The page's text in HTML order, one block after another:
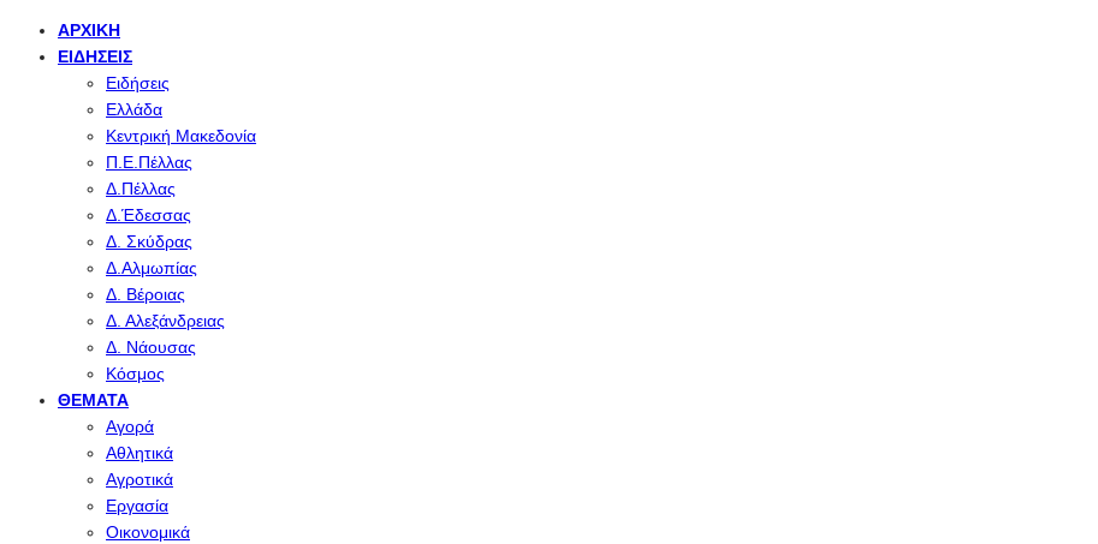
ΑΡΧΙΚΉ
ΕΙΔΉΣΕΙΣ
Ειδήσεις
Ελλάδα
Κεντρική Μακεδονία
Π.Ε.Πέλλας
Δ.Πέλλας
Δ.Έδεσσας
Δ. Σκύδρας
Δ.Αλμωπίας
Δ. Βέροιας
Δ. Αλεξάνδρειας
Δ. Νάουσας
Κόσμος
ΘΈΜΑΤΑ
Αγορά
Αθλητικά
Αγροτικά
Εργασία
Οικονομικά